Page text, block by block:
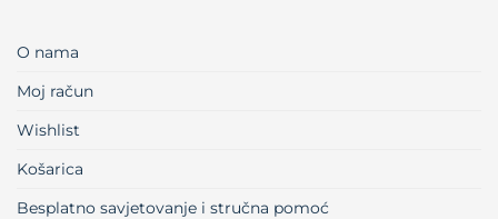
O nama
Moj račun
Wishlist
Košarica
Besplatno savjetovanje i stručna pomoć